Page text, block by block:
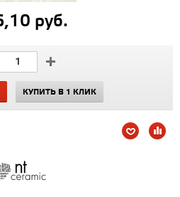
руб.
КУПИТЬ В 1 КЛИК